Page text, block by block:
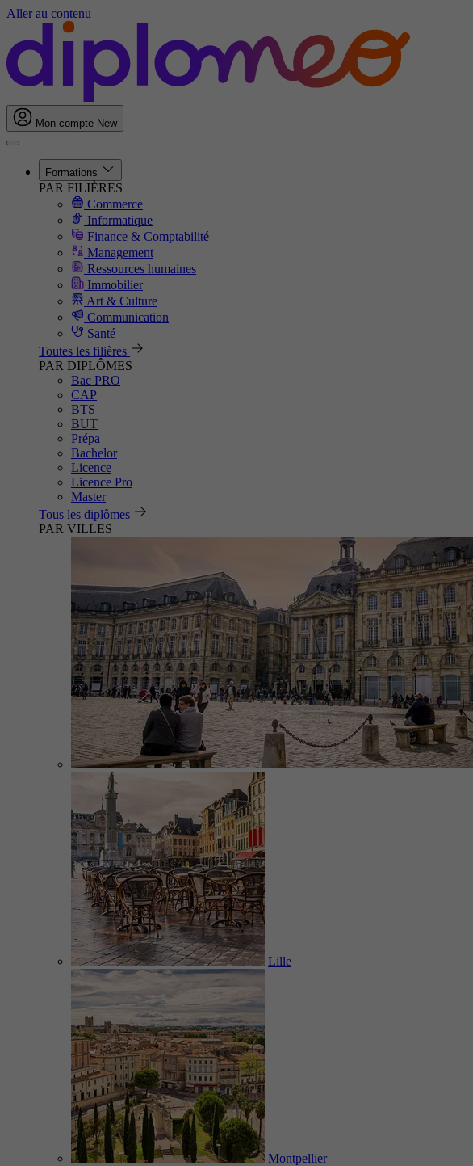
Aller au contenu
Mon compte New
Formations
PAR FILIÈRES
Commerce
Informatique
Finance & Comptabilité
Management
Ressources humaines
Immobilier
Art & Culture
Communication
Santé
Toutes les filières
PAR DIPLÔMES
Bac PRO
CAP
BTS
BUT
Prépa
Bachelor
Licence
Licence Pro
Master
Tous les diplômes
PAR VILLES
Lille
Montpellier